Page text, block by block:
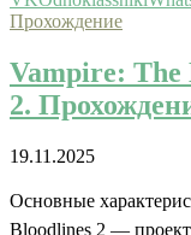
Прохождение
Vampire:
2.
19.11.2025
Основные
Bloodlines 2 —